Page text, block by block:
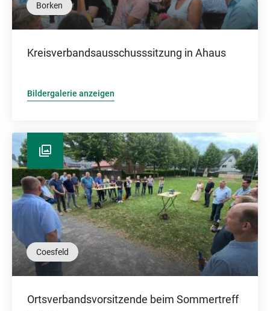
Borken
Kreisverbandsausschusssitzung in Ahaus
Bildergalerie anzeigen
Coesfeld
Ortsverbandsvorsitzende beim Sommertreff